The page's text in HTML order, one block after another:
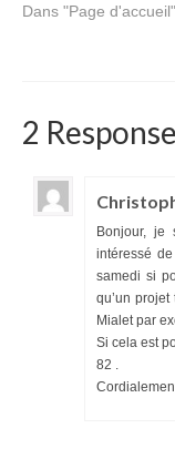
Dans "Page d'accueil"
2
Bonjour, je
intéressé
samedi si
qu’un
Mialet par
Si cela est
82 .